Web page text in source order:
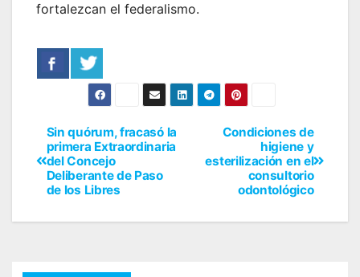
fortalezcan el federalismo.
Condiciones de
higiene y
esterilización en el
consultorio
odontológico
Sin quórum, fracasó la
primera Extraordinaria
del Concejo
Deliberante de Paso
de los Libres